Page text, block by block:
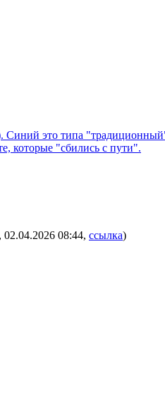
Синий это типа
которые "сбились с пути".
02.04.2026 08:44, ссылка)